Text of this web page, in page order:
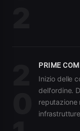
PRIME
Inizio delle
dell'ordine.
reputazione